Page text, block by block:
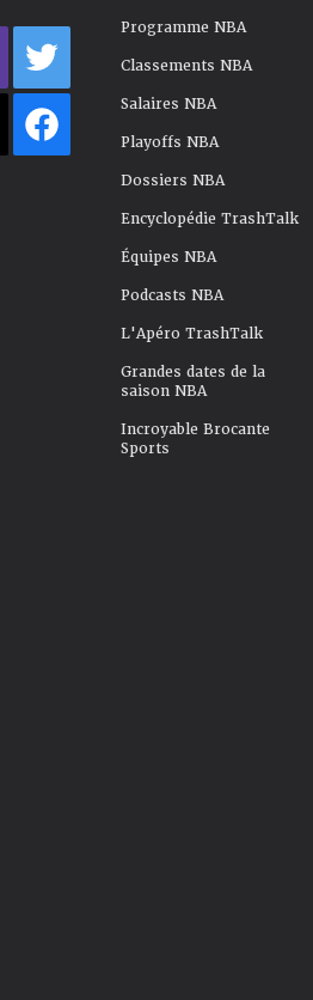
Programme NBA
Classements NBA
Salaires NBA
Playoffs NBA
Dossiers NBA
Encyclopédie TrashTalk
Équipes NBA
Podcasts NBA
L'Apéro TrashTalk
Grandes dates de la
saison NBA
Incroyable Brocante
Sports